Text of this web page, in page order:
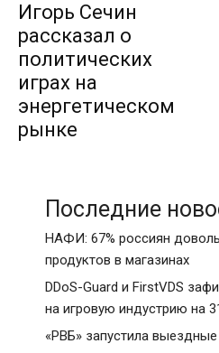
Игорь Сечин
рассказал о
политических
играх на
энергетическом
рынке
Последние
НАФИ: 67% россиян
продуктов в магазинах
DDoS-Guard и FirstVDS
на игровую индустрию на
«РВБ» запустила